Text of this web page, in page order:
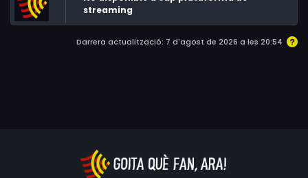
apoderar-se'n. Holmes i Watson emprendran una
vertiginosa carrera per trobar-les.
streaming
Darrera actualització: 7 d'agost de 2026 a les 20:54